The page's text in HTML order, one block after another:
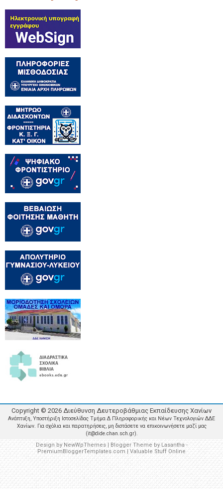
Copyright © 2026 Διεύθυνση Δευτεροβάθμιας Εκπαίδευσης Χανίων
Ανάπτυξη, Υποστήριξη Ιστοσελίδας Τμήμα Δ Πληροφορικής και Νέων Τεχνολογιών ΔΔΕ
Χανίων. Για σχόλια και παρατηρήσεις, μη διστάσετε να επικοινωνήσετε μαζί μας
(it@dide.chan.sch.gr).
Design byNewWpThemes| Blogger Theme byLasantha -
PremiumBloggerTemplates.com|Valuable Stuff Online